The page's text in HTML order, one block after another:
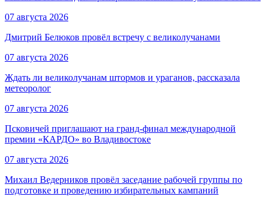
07 августа 2026
Дмитрий Белюков провёл встречу с великолучанами
07 августа 2026
Ждать ли великолучанам штормов и ураганов, рассказала
метеоролог
07 августа 2026
Псковичей приглашают на гранд‑финал международной
премии «КАРДО» во Владивостоке
07 августа 2026
Михаил Ведерников провёл заседание рабочей группы по
подготовке и проведению избирательных кампаний